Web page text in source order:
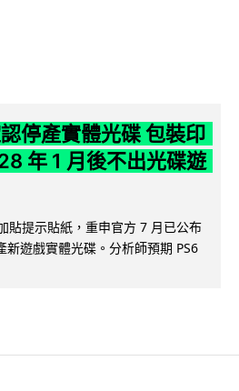
停產實體光碟 包裝印
年 1 月後不出光碟遊
貼提示貼紙，重申官方 7 月已公布
遊戲實體光碟。分析師預期 PS6